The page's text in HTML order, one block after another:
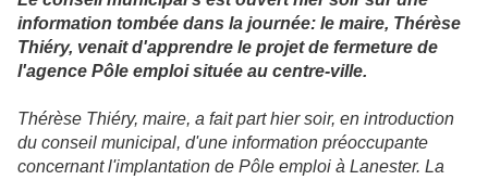
information tombée dans la journée: le maire, Thérèse
Thiéry, venait d'apprendre le projet de fermeture de
l'agence Pôle emploi située au centre-ville.
Thérèse Thiéry, maire, a fait part hier soir, en introduction
du conseil municipal, d'une information préoccupante
concernant l'implantation de Pôle emploi à Lanester. La